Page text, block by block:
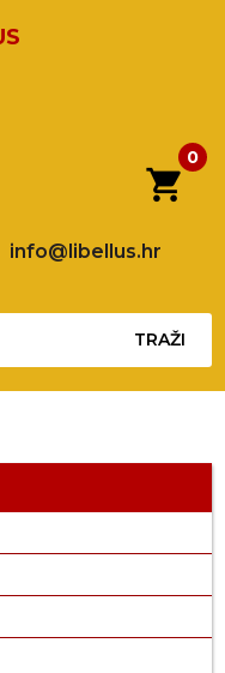
shopping_cart
0
info@libellus.hr
TRAŽI